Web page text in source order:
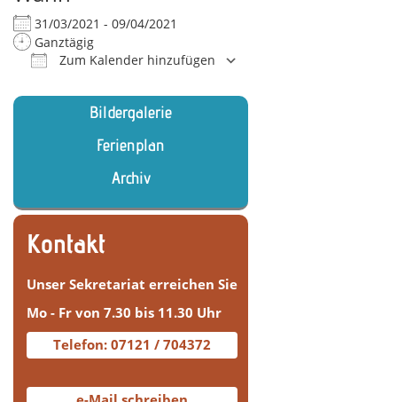
31/03/2021 - 09/04/2021
Ganztägig
Zum Kalender hinzufügen
Bildergalerie
Ferienplan
Archiv
Kontakt
Unser Sekretariat erreichen Sie
Mo - Fr von 7.30 bis 11.30 Uhr
Telefon: 07121 / 704372